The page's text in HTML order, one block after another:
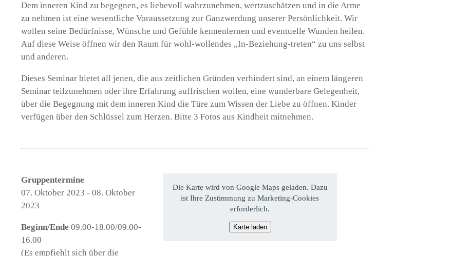
Dem inneren Kind zu begegnen, es liebevoll wahrzunehmen, wertzuschätzen und in die Arme
zu nehmen ist eine wesentliche Voraussetzung zur Ganzwerdung unserer Persönlichkeit. Wir
wollen seine Bedürfnisse, Wünsche und Gefühle kennenlernen und eventuelle Wunden heilen.
Auf diese Weise öffnen wir den Raum für wohl-wollendes „In-Beziehung-treten“ zu uns selbst
und anderen.
Dieses Seminar bietet all jenen, die aus zeitlichen Gründen verhindert sind, an einem längeren
Seminar teilzunehmen oder ihre Erfahrung auffrischen wollen, eine wunderbare Gelegenheit,
über die Begegnung mit dem inneren Kind die Türe zum Wissen der Liebe zu öffnen. Kinder
verfügen über den Schlüssel zum Herzen. Bitte 3 Fotos aus Kindheit mitnehmen.
Die Karte wird von Google Maps geladen. Dazu
ist Ihre Zustimmung zu Marketing-Cookies
erforderlich.
Karte laden
Gruppentermine
07. Oktober 2023 - 08. Oktober
2023
Beginn/Ende 09.00-18.00/09.00-
16.00
(Es empfiehlt sich über die